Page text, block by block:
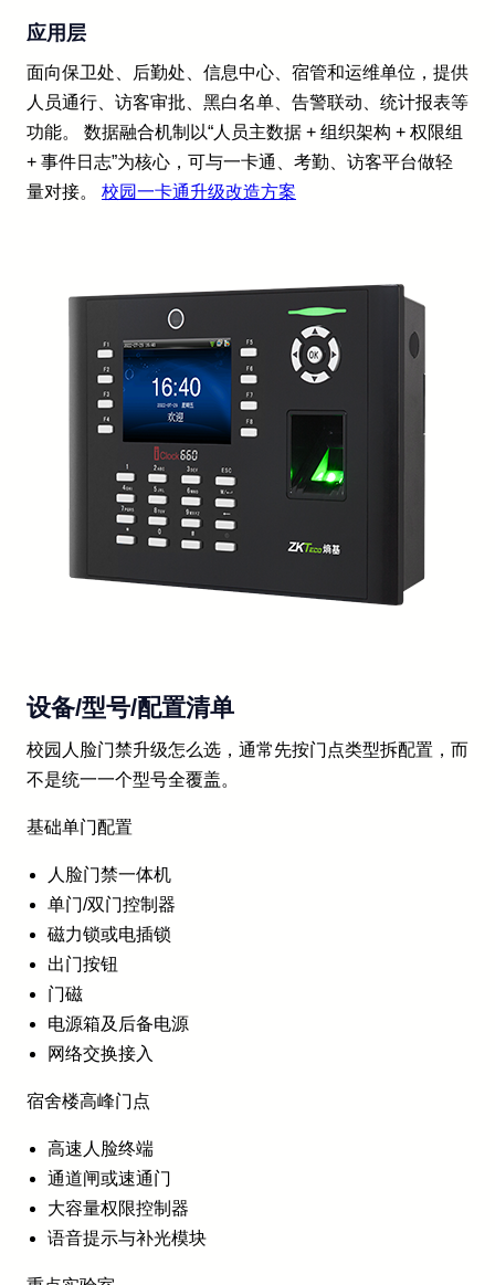
应用层
面向保卫处、后勤处、信息中心、宿管和运维单位，提供
人员通行、访客审批、黑白名单、告警联动、统计报表等
功能。 数据融合机制以“人员主数据 + 组织架构 + 权限组
+ 事件日志”为核心，可与一卡通、考勤、访客平台做轻
量对接。 校园一卡通升级改造方案
设备/型号/配置清单
校园人脸门禁升级怎么选，通常先按门点类型拆配置，而
不是统一一个型号全覆盖。
基础单门配置
人脸门禁一体机
单门/双门控制器
磁力锁或电插锁
出门按钮
门磁
电源箱及后备电源
网络交换接入
宿舍楼高峰门点
高速人脸终端
通道闸或速通门
大容量权限控制器
语音提示与补光模块